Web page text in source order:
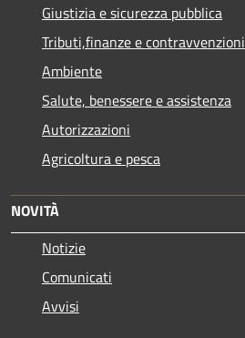
Giustizia e sicurezza pubblica
Tributi,finanze e contravvenzioni
Ambiente
Salute, benessere e assistenza
Autorizzazioni
Agricoltura e pesca
NOVITÀ
Notizie
Comunicati
Avvisi